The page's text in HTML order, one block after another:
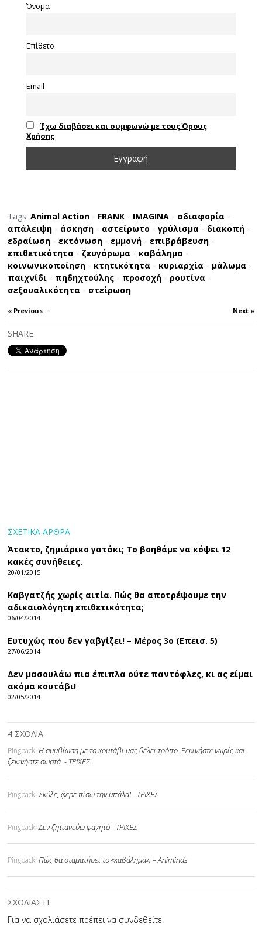
Όνομα
Επίθετο
Email
Έχω διαβάσει και συμφωνώ με τους Όρους
Χρήσης
Tags:Animal Action FRANK IMAGINA αδιαφορία
απάλειψη άσκηση αστείρωτο γρύλισμα διακοπή
εδραίωση εκτόνωση εμμονή επιβράβευση
επιθετικότητα ζευγάρωμα καβάλημα
κοινωνικοποίηση κτητικότητα κυριαρχία μάλωμα
παιχνίδι πηδηχτούλης προσοχή ρουτίνα
σεξουαλικότητα στείρωση
« Previous × Next »
SHARE
ΣΧΕΤΙΚΑ ΑΡΘΡΑ
Άτακτο, ζημιάρικο γατάκι; Το βοηθάμε να κόψει 12
κακές συνήθειες.
20/01/2015
Καβγατζής χωρίς αιτία. Πώς θα αποτρέψουμε την
αδικαιολόγητη επιθετικότητα;
06/04/2014
Ευτυχώς που δεν γαβγίζει! – Μέρος 3ο (Επεισ. 5)
27/06/2014
Δεν μασουλάω πια έπιπλα ούτε παντόφλες, κι ας είμαι
ακόμα κουτάβι!
02/05/2014
4 ΣΧΟΛΙΑ
Pingback:Η συµβίωση με το κουτάβι μας θέλει τρόπο. Ξεκινήστε νωρίς και
ξεκινήστε σωστά. - ΤΡΙΧΕΣ
Pingback:Σκύλε, φέρε πίσω την μπάλα! - ΤΡΙΧΕΣ
Pingback:Δεν ζητιανεύω φαγητό - ΤΡΙΧΕΣ
Pingback:Πώς θα σταματήσει το «καβάλημα»; – Animinds
ΣΧΟΛΙΑΣΤΕ
Για να σχολιάσετε πρέπει να συνδεθείτε.